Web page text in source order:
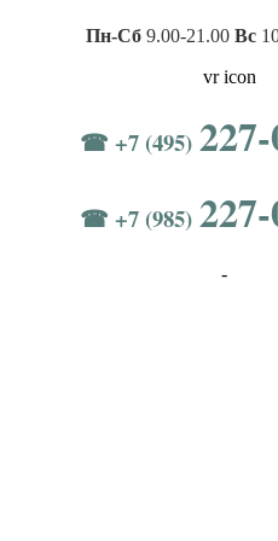
Пн-Сб 9.00-21.00 Вс
☎ +7 (495)
☎ +7 (985)
-